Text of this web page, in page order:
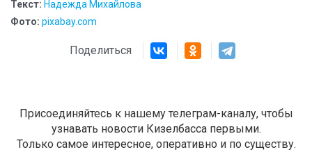
Текст: Надежда Михайлова
Фото: pixabay.com
Поделиться
Присоединяйтесь к нашему телеграм-каналу, чтобы
узнавать новости Кизелбасса первыми.
Только самое интересное, оперативно и по существу.